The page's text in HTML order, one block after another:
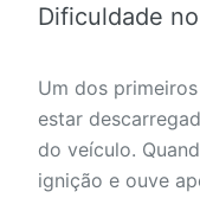
Dificuldade
Um dos
estar
do veículo.
ignição e ouve